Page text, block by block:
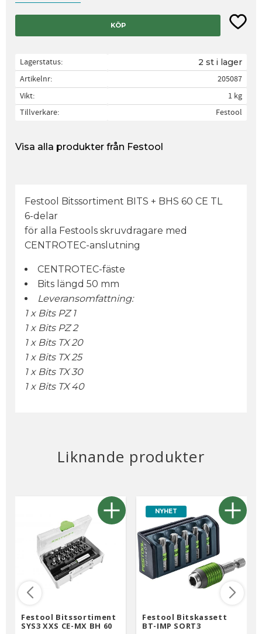
KÖP Lägg
Lagerstatus 2 st i lager
Artikelnr
205087
Vikt
1 kg
Tillverkare
Festool
Visa alla produkter från Festool
Festool Bitssortiment BITS + BHS 60 CE TL
6-delar
för alla Festools skruvdragare med
CENTROTEC-anslutning
CENTROTEC-fäste
Bits längd 50 mm
Leveransomfattning:
1 x Bits PZ 1
1 x Bits PZ 2
1 x Bits TX 20
1 x Bits TX 25
1 x Bits TX 30
1 x Bits TX 40
Liknande produkter
Festool Bitssortiment
SYS3 XXS CE-MX BH 60
NYHET
Festool Bitskassett
BT-IMP SORT3